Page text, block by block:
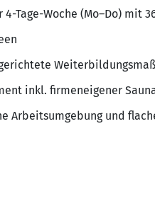
Tage-Woche (Mo–Do) mit
inkl. firmeneigener
Arbeitsumgebung und